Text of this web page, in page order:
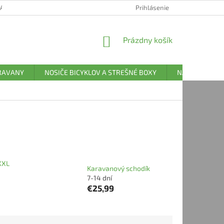
O COOKIES FORMULÁR NA ODSTÚPENIE OD ZMLUVY
Prihlásenie
NÁKUPNÝ
Prázdny košík
NOSIČE BICYKLOV A STREŠNÉ BOXY NÁHRADNÉ
Karavanový schodík
7-14 dní
€25,99